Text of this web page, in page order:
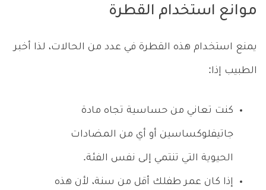
موانع استخدام القطرة
يمنع استخدام هذه القطرة في عدد من الحالات، لذا أخبر
الطبيب إذا:
كنت تعاني من حساسية تجاه مادة
جاتيفلوكساسين أو أي من المضادات
الحيوية التي تنتمي إلى نفس الفئة.
إذا كان عمر طفلك أقل من سنة، لأن هذه